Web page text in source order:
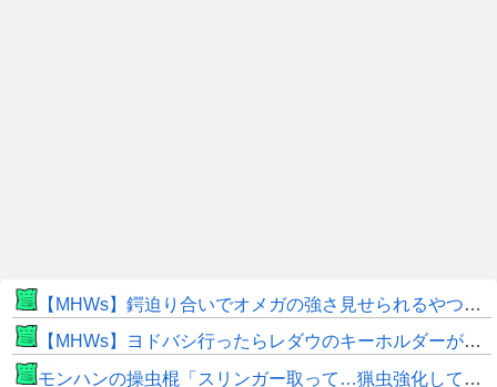
【MHWs】鍔迫り合いでオメガの強さ見せられるやつ一番すき
【MHWs】ヨドバシ行ったらレダウのキーホルダーが100円で売ってて草
モンハンの操虫棍「スリンガー取って…猟虫強化して…エキス取って… よし、戦うぞ」←これ